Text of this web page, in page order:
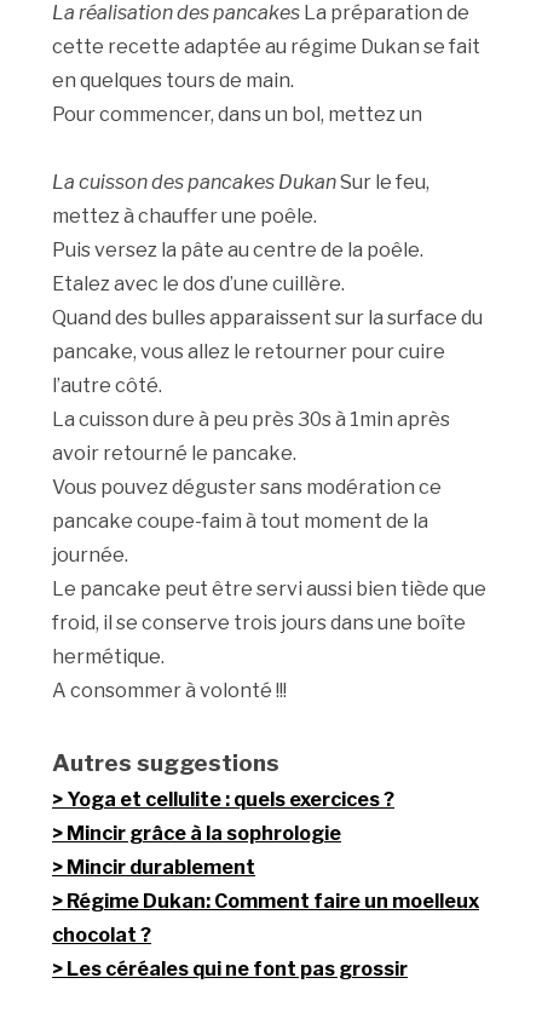
La réalisation des pancakes La préparation de
cette recette adaptée au régime Dukan se fait
en quelques tours de main.
Pour commencer, dans un bol, mettez un
La cuisson des pancakes DukanSur le feu,
mettez à chauffer une poêle.
Puis versez la pâte au centre de la poêle.
Etalez avec le dos d’une cuillère.
Quand des bulles apparaissent sur la surface du
pancake, vous allez le retourner pour cuire
l’autre côté.
La cuisson dure à peu près 30s à 1min après
avoir retourné le pancake.
Vous pouvez déguster sans modération ce
pancake coupe-faim à tout moment de la
journée.
Le pancake peut être servi aussi bien tiède que
froid, il se conserve trois jours dans une boîte
hermétique.
A consommer à volonté !!!
Autres suggestions
Yoga et cellulite : quels exercices ?
Mincir grâce à la sophrologie
Mincir durablement
Régime Dukan: Comment faire un moelleux
chocolat ?
Les céréales qui ne font pas grossir